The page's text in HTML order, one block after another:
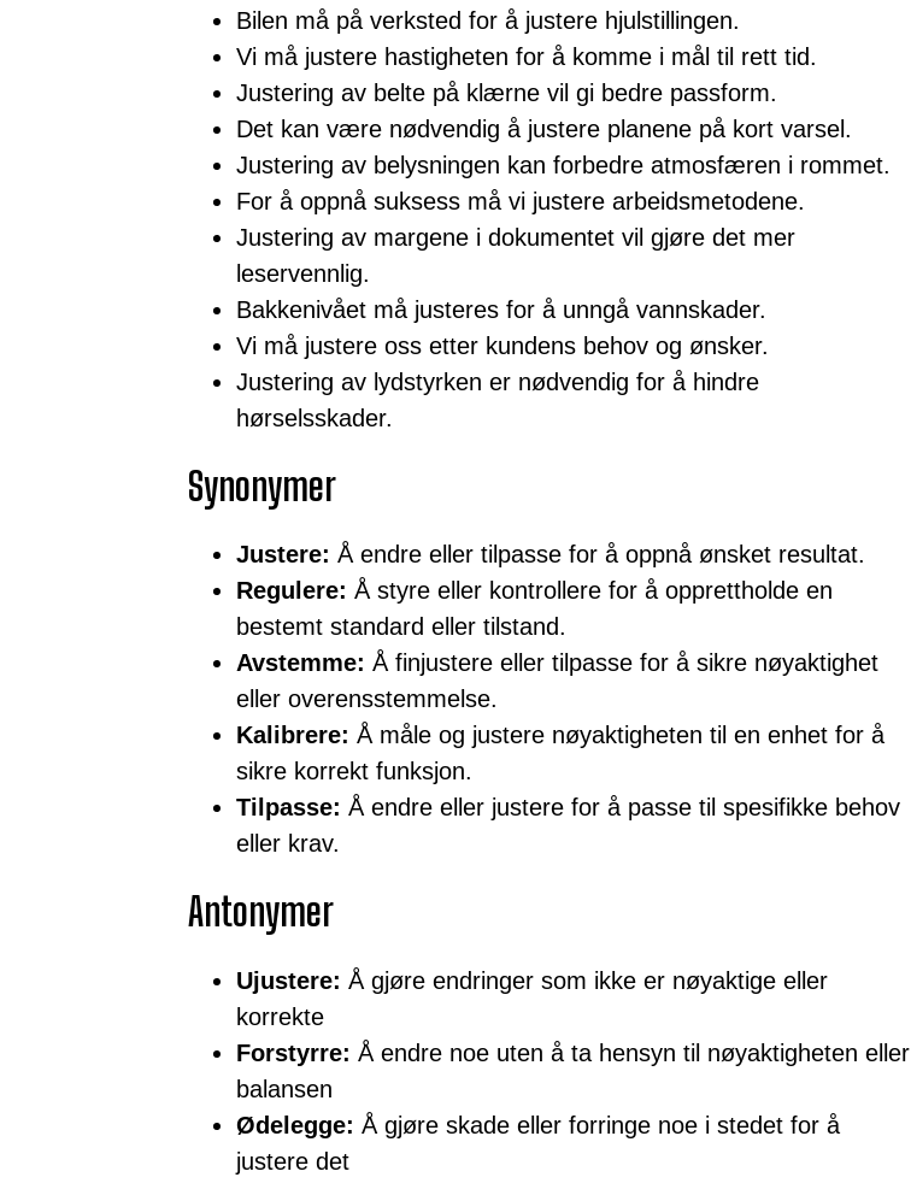
Bilen må på verksted for å justere hjulstillingen.
Vi må justere hastigheten for å komme i mål til rett tid.
Justering av belte på klærne vil gi bedre passform.
Det kan være nødvendig å justere planene på kort varsel.
Justering av belysningen kan forbedre atmosfæren i rommet.
For å oppnå suksess må vi justere arbeidsmetodene.
Justering av margene i dokumentet vil gjøre det mer
leservennlig.
Bakkenivået må justeres for å unngå vannskader.
Vi må justere oss etter kundens behov og ønsker.
Justering av lydstyrken er nødvendig for å hindre
hørselsskader.
Synonymer
Justere: Å endre eller tilpasse for å oppnå ønsket resultat.
Regulere: Å styre eller kontrollere for å opprettholde en
bestemt standard eller tilstand.
Avstemme: Å finjustere eller tilpasse for å sikre nøyaktighet
eller overensstemmelse.
Kalibrere: Å måle og justere nøyaktigheten til en enhet for å
sikre korrekt funksjon.
Tilpasse: Å endre eller justere for å passe til spesifikke behov
eller krav.
Antonymer
Ujustere: Å gjøre endringer som ikke er nøyaktige eller
korrekte
Forstyrre: Å endre noe uten å ta hensyn til nøyaktigheten eller
balansen
Ødelegge: Å gjøre skade eller forringe noe i stedet for å
justere det